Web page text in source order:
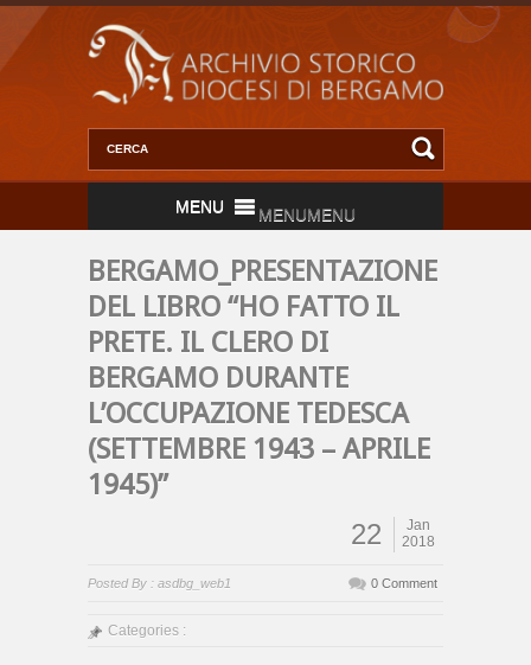
MENUMENU
BERGAMO_PRESENTAZIONE
DEL LIBRO “HO FATTO IL
PRETE. IL CLERO DI
BERGAMO DURANTE
L’OCCUPAZIONE TEDESCA
(SETTEMBRE 1943 – APRILE
1945)”
22
Jan
2018
Posted By : asdbg_web1 0 Comment
Categories :